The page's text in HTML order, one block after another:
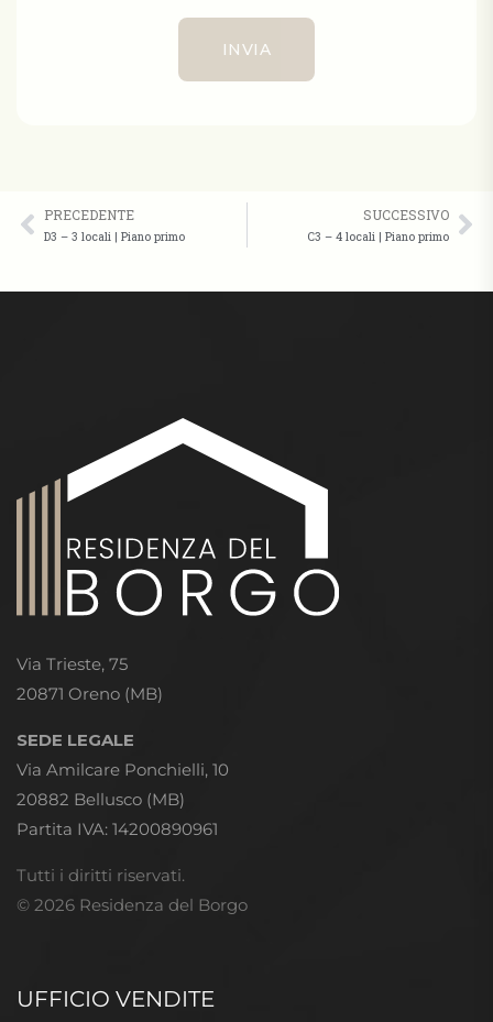
PRECEDENTE
D3 – 3 locali | Piano primo
SUCCESSIVO
C3 – 4 locali | Piano primo
Via Trieste, 75
20871 Oreno (MB)
SEDE LEGALE
Via Amilcare Ponchielli, 10
20882 Bellusco (MB)
Partita IVA: 14200890961
Tutti i diritti riservati.
© 2026 Residenza del Borgo
UFFICIO VENDITE